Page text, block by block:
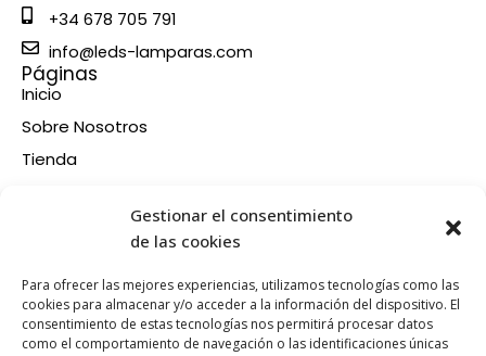
Gestionar el consentimiento
de las cookies
Para ofrecer las mejores experiencias, utilizamos tecnologías como las
cookies para almacenar y/o acceder a la información del dispositivo. El
consentimiento de estas tecnologías nos permitirá procesar datos
como el comportamiento de navegación o las identificaciones únicas
+34 678 705 791
info@leds-lamparas.com
Páginas
Inicio
Sobre Nosotros
Tienda
Información
Condiciones de compra
Política de devoluciones y reembolsos